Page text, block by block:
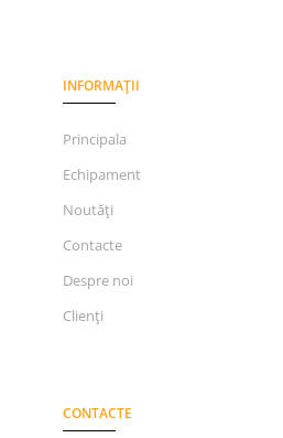
INFORMAȚII
Principala
Echipament
Noutăți
Contacte
Despre noi
Clienți
CONTACTE